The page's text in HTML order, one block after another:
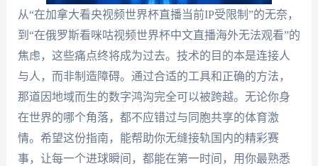
从“在加拿大看央视频世界杯直播当前IP受限制”的无奈，
到“在俄罗斯看咪咕视频世界杯中文直播海外无法观看”的
焦虑，这些痛点终将成为过去。技术的目的本是连接人
与人，而非制造障碍。通过合适的工具和正确的方法，
那道因地域而生的数字鸿沟完全可以被跨越。无论你身
在世界的哪个角落，都不应错过与同胞共享的体育激
情。希望这份指南，能帮助你无缝接轨国内的精彩赛
事，让每一个进球瞬间，都能在第一时间，用你最熟悉